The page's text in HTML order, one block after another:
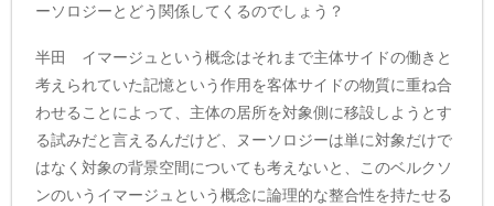
ーソロジーとどう関係してくるのでしょう？
半田 イマージュという概念はそれまで主体サイドの働きと
考えられていた記憶という作用を客体サイドの物質に重ね合
わせることによって、主体の居所を対象側に移設しようとす
る試みだと言えるんだけど、ヌーソロジーは単に対象だけで
はなく対象の背景空間についても考えないと、このベルクソ
ンのいうイマージュという概念に論理的な整合性を持たせる